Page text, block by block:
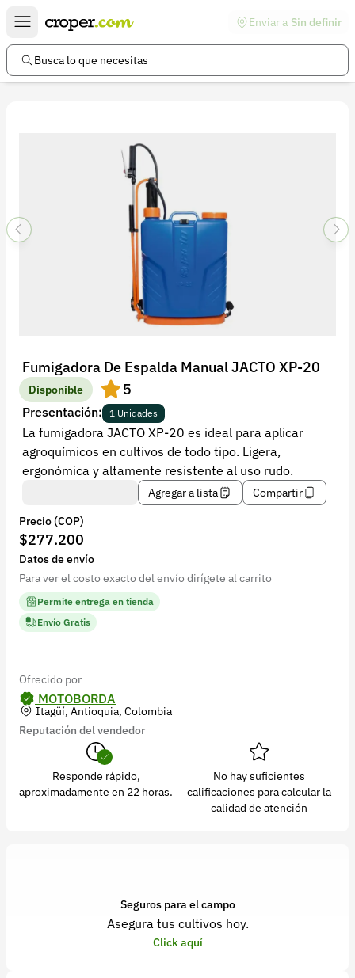
Enviar a Sin definir
Busca lo que necesitas
Fumigadora De Espalda Manual JACTO XP-20
Disponible 5
Presentación: 1 Unidades
La fumigadora JACTO XP-20 es ideal para aplicar
agroquímicos en cultivos de todo tipo. Ligera,
ergonómica y altamente resistente al uso rudo.
Agregar a lista
Compartir
Precio (COP)
$277.200
Datos de envío
Para ver el costo exacto del envío dirígete al carrito
Permite entrega en tienda
Envío Gratis
Ofrecido por
MOTOBORDA
Itagüí, Antioquia, Colombia
Reputación del vendedor
Responde rápido,
aproximadamente en 22 horas.
No hay suficientes
calificaciones para calcular la
calidad de atención
Seguros para el campo
Asegura tus cultivos hoy.
Click aquí
Enlaces de interés
Preguntas frecuentes
Términos y condiciones
Política de devoluciones
Política de privacidad
Recuperar contraseña
Contacto
Soporte
+57 323 2931928
© 2026 Croper.com Todos los derechos reservados
Versión 5.45.0
Síguenos